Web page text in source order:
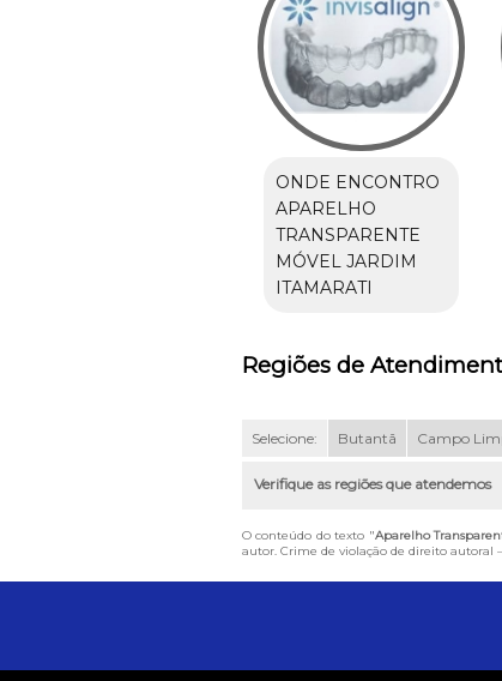
ONDE ENCONTRO
APARELHO
TRANSPARENTE
MÓVEL JARDIM
ITAMARATI
Regiões de
Selecione: Butantã Campo
Verifique as regiões que atendemos
O conteúdo do texto "Aparelho
autor. Crime de violação de direito autoral